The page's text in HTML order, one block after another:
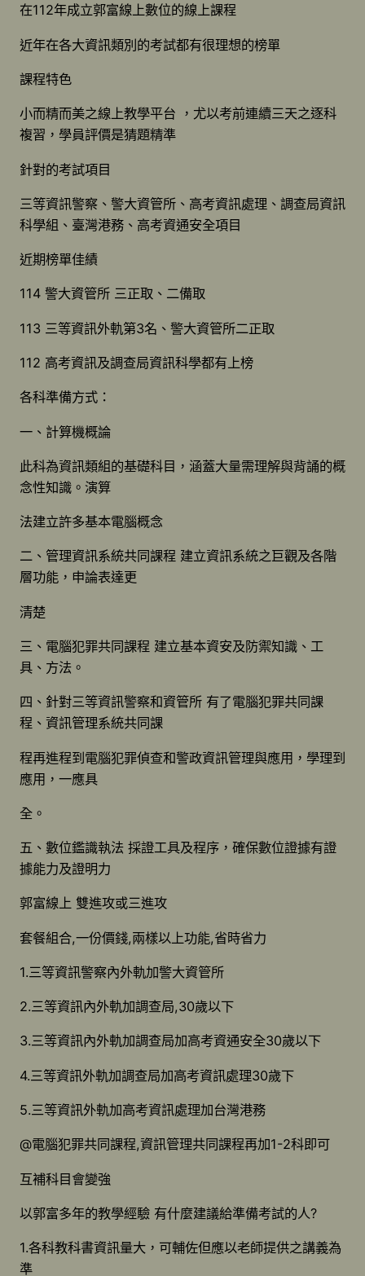
在112年成立郭富線上數位的線上課程
近年在各大資訊類別的考試都有很理想的榜單
課程特色
小而精而美之線上教學平台 ，尤以考前連續三天之逐科
複習，學員評價是猜題精準
針對的考試項目
三等資訊警察、警大資管所、高考資訊處理、調查局資訊
科學組、臺灣港務、高考資通安全項目
近期榜單佳績
114 警大資管所 三正取、二備取
113 三等資訊外軌第3名、警大資管所二正取
112 高考資訊及調查局資訊科學都有上榜
各科準備方式：
一、計算機概論
此科為資訊類組的基礎科目，涵蓋大量需理解與背誦的概
念性知識。演算
法建立許多基本電腦概念
二、管理資訊系統共同課程 建立資訊系統之巨觀及各階
層功能，申論表達更
清楚
三、電腦犯罪共同課程 建立基本資安及防禦知識、工
具、方法。
四、針對三等資訊警察和資管所 有了電腦犯罪共同課
程、資訊管理系統共同課
程再進程到電腦犯罪偵查和警政資訊管理與應用，學理到
應用，一應具
全。
五、數位鑑識執法 採證工具及程序，確保數位證據有證
據能力及證明力
郭富線上 雙進攻或三進攻
套餐組合,一份價錢,兩樣以上功能,省時省力
1.三等資訊警察內外軌加警大資管所
2.三等資訊內外軌加調查局,30歲以下
3.三等資訊內外軌加調查局加高考資通安全30歲以下
4.三等資訊外軌加調查局加高考資訊處理30歲下
5.三等資訊外軌加高考資訊處理加台灣港務
@電腦犯罪共同課程,資訊管理共同課程再加1-2科即可
互補科目會變強
以郭富多年的教學經驗 有什麼建議給準備考試的人?
1.各科教科書資訊量大，可輔佐但應以老師提供之講義為
準